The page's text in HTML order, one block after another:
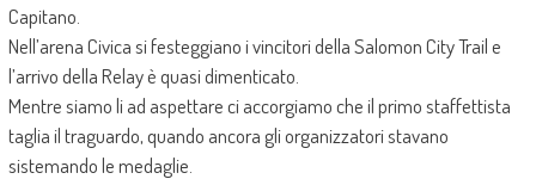
Capitano.
Nell’arena Civica si festeggiano i vincitori della Salomon City Trail e
l’arrivo della Relay è quasi dimenticato.
Mentre siamo li ad aspettare ci accorgiamo che il primo staffettista
taglia il traguardo, quando ancora gli organizzatori stavano
sistemando le medaglie.